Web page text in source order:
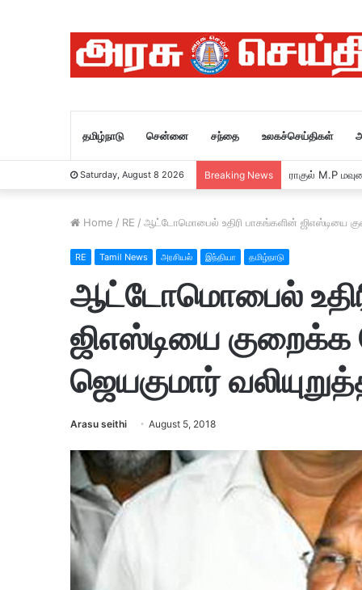
தமிழ்நாடு சென்னை சந்தை உலகச்செய்திகள்
Saturday, August 8 2026 Breaking News ராகுல் M.P
Home / RE / ஆட்டோமொபைல் உதிரி பாகங்களின் ஜிஎஸ்டியை
RE Tamil News அரசியல் இந்தியா தமிழ்நாடு
ஆட்டோமொபைல்
ஜிஎஸ்டியை
ஜெயகுமார்
Arasu seithi August 5, 2018